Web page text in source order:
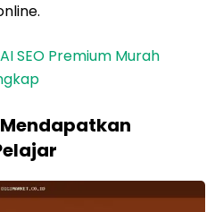
SEO Premium Murah